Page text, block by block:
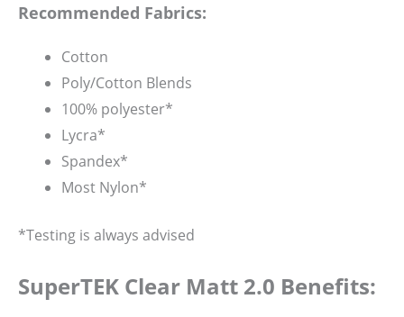
Recommended Fabrics:
Cotton
Poly/Cotton Blends
100% polyester*
Lycra*
Spandex*
Most Nylon*
*Testing is always advised
SuperTEK Clear Matt 2.0 Benefits: